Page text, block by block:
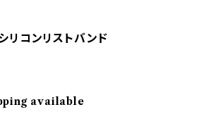
コンリストバンド
available